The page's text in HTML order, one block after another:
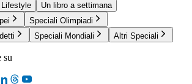
Lifestyle
Un libro a settimana
Speciali Olimpiadi
Speciali Mondiali Altri Speciali
su